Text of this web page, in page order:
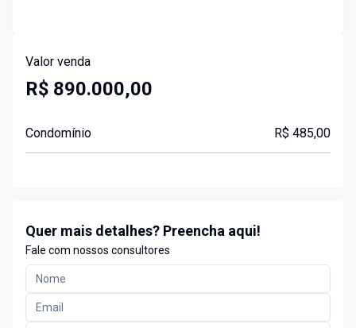
Valor venda
R$ 890.000,00
Condomínio R$ 485,00
Quer mais detalhes? Preencha aqui!
Fale com nossos consultores